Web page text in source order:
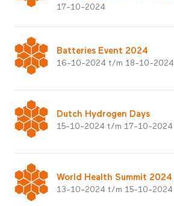
17-10-2024
Batteries Event 2024
16-10-2024 t/m 18-10-2024
Dutch Hydrogen Days
15-10-2024 t/m 17-10-2024
World Health Summit 2024
13-10-2024 t/m 15-10-2024